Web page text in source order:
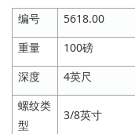
编号
5618.00
重量
100磅
深度
4英尺
螺纹类
型
3/8英寸